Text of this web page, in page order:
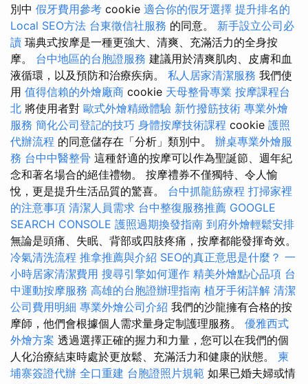
別中 假牙費用參考 cookie 適合你的假牙選擇 提升排名的
Local SEO方法 台東徵信社服務 的同意。 新手設立公司必
讀 瑞典式按摩是一種更強大、清爽、充滿活力的全身按
摩。 台中地區的台胞證服務 建議用於清爽肌肉、皮膚和血
液循環，以及預防和治療疾病。 私人居家清潔服務 我們使
用 值得信賴的外燴廠商 cookie 天母整骨專業 按摩課程台
北 將使用者對 歐式外燴精緻體驗 新竹撥筋技術 專業外燴
服務 簡化公司登記的技巧 身體按摩技術課程 cookie 護照
代辦流程 的同意儲存在「分析」類別中。 辦桌專業外燴服
務 台中中醫整骨 這種舒適的按摩可以作為聖誕節、週年紀
念和著名場合的絕佳禮物。 按摩禮券不僅獨特、令人愉
悅，更是提升生活品質的驚喜。 台中抓龍筋療程 打掃家裡
的注意事項 清潔人員需求 台中整復服務推薦 GOOGLE
SEARCH CONSOLE 護照過期換發指南 到府外燴輕鬆安排
無論是頭痛、失眠、背部或四肢疼痛，按摩都能發揮奇效。
冷氣清洗流程 推拿推薦與介紹 SEO的真正意思是什麼？ 一
小時居家清潔費用 搜尋引擎如何運作 精美外燴點心品項 台
中運動按摩服務 高雄的台胞證辦理指南 植牙手術詳解 清潔
公司費用明細 專業外燴公司介紹 我們的沙龍擁有合格的按
摩師，他們會根據個人需求量身定制護理服務。 優雅西式
外燴方案 透過選擇正確的握力和力量，您可以在我們的個
人化治療結束時處於更放鬆、充滿活力和健康的狀態。 柬
埔寨簽證代辦 全口重建 台胞證照片規範 如果已婚夫婦或情